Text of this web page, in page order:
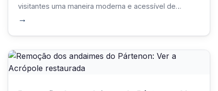
visitantes uma maneira moderna e acessível de
→